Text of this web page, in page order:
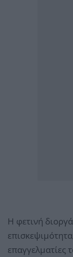
Η φετινή
επαγγελματίες